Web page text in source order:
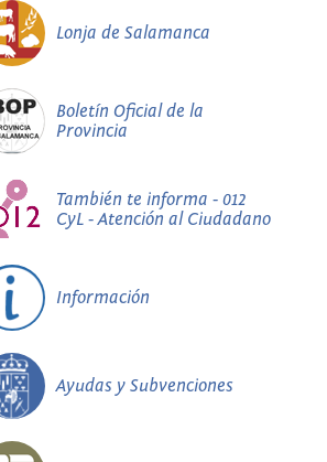
Lonja de Salamanca
Boletín Oficial de la
Provincia
También te informa - 012
CyL - Atención al Ciudadano
Información
Ayudas y Subvenciones